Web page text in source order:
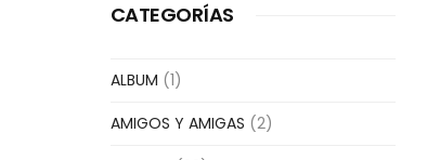
CATEGORÍAS
ALBUM (1)
AMIGOS Y AMIGAS (2)